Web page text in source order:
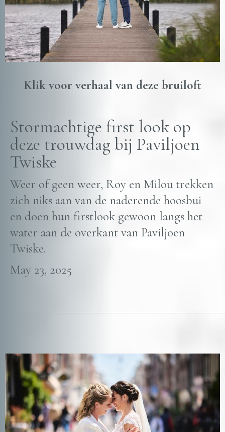
Klik voor verhaal van deze bruiloft
Stormachtige first look op
deze trouwdag bij Paviljoen
Twiske
Weer of geen weer, Roy en Milou trekken
zich niks aan van de naderende hoosbui
en doen hun firstlook gewoon langs het
water aan de overkant van Paviljoen
Twiske.
May 23, 2025